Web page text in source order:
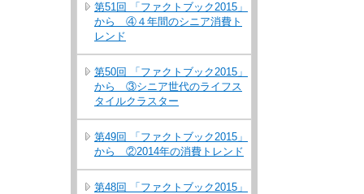
第51回 「ファクトブック2015」
から ④４年間のシニア消費ト
レンド
第50回 「ファクトブック2015」
から ③シニア世代のライフス
タイルクラスター
第49回 「ファクトブック2015」
から ②2014年の消費トレンド
第48回 「ファクトブック2015」